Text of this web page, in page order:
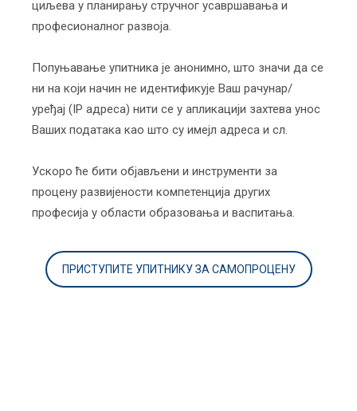
циљева у планирању стручног усавршавања и
професионалног развоја.
Попуњавање упитника је анонимно, што значи да се
ни на који начин не идентификује Ваш рачунар/
уређај (IP адреса) нити се у апликацији захтева унос
Ваших података као што су имејл адреса и сл.
Ускоро ће бити објављени и инструменти за
процену развијености компетенција других
професија у области образовања и васпитања.
ПРИСТУПИТЕ УПИТНИКУ ЗА САМОПРОЦЕНУ